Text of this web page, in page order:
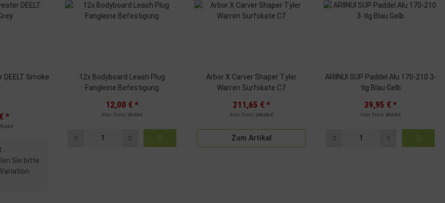
DEELT Smoke
*
€
Sie bitte
12x Bodyboard Leash Plug
Fangleine Befestigung
12,00 € *
Alter Preis: 39,95 €
Arbor X Carver Shaper Tyler
Warren Surfskate C7
211,65 € *
Alter Preis: 249,00 €
Zum Artikel
ARIINUI SUP Paddel Alu 170-210 3-
tlg Blau Gelb
39,95 € *
Alter Preis: 89,95 €